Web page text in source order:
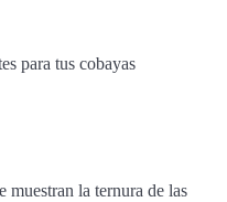
para tus cobayas
muestran la ternura de las